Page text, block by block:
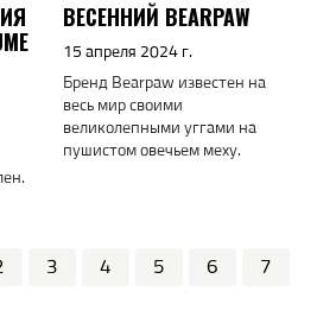
ВЕСЕННИЙ BEARPAW
15 апреля 2024 г.
Бренд Bearpaw известен на
весь мир своими
великолепными уггами на
пушистом овечьем меху.
3 4 5 6
7